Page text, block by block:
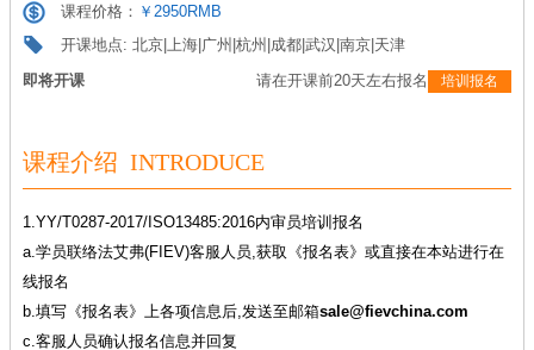
课程价格： ￥2950RMB
开课地点: 北京|上海|广州|杭州|成都|武汉|南京|天津
即将开课
请在开课前20天左右报名 培训报名
课程介绍 INTRODUCE
1.YY/T0287-2017/ISO13485:2016内审员培训报名
a.学员联络法艾弗(FIEV)客服人员,获取《报名表》或直接在本站进行在
线报名
b.填写《报名表》上各项信息后,发送至邮箱sale@fievchina.com
c.客服人员确认报名信息并回复